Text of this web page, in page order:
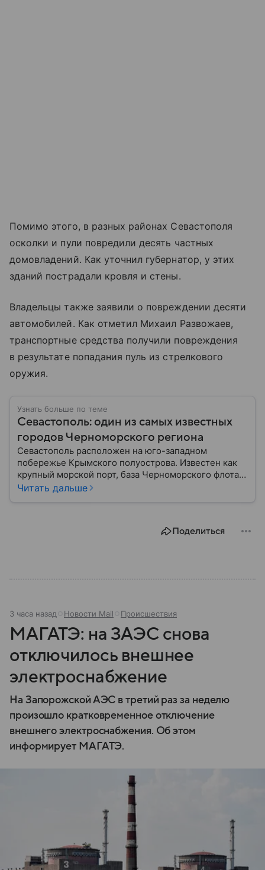
Помимо этого, в разных районах Севастополя
осколки и пули повредили десять частных
домовладений. Как уточнил губернатор, у этих
зданий пострадали кровля и стены.
Владельцы также заявили о повреждении десяти
автомобилей. Как отметил Михаил Развожаев,
транспортные средства получили повреждения
в результате попадания пуль из стрелкового
оружия.
Узнать больше по теме
Севастополь: один из самых известных
городов Черноморского региона
Севастополь расположен на юго-западном
побережье Крымского полуострова. Известен как
крупный морской порт, база Черноморского флота и
город с богатой военной историей, сыгравший
Читать дальше
Поделиться
3 часа назад Новости Mail Происшествия
МАГАТЭ: на ЗАЭС снова
отключилось внешнее
электроснабжение
На Запорожской АЭС в третий раз за неделю
произошло кратковременное отключение
внешнего электроснабжения. Об этом
информирует МАГАТЭ.